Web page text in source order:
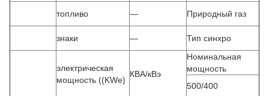
топливо — Природный газ
знаки — Тип синхро
электрическая
мощность ((KWe)
КВА/кВэ
Номинальная
мощность
500/400